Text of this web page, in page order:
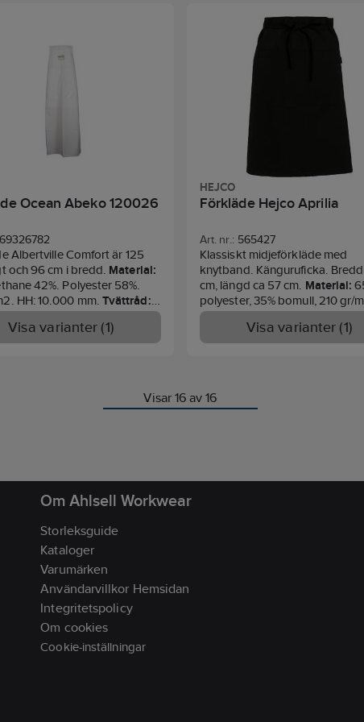
74 cm. *För att uppnå
ska tillbehöret bäras
plagg som skyddar hela
är certifierade enligt EN ISO 11611
och/eller EN ISO 11612.
192: Graphite Light - 70% kol /
aramid, 245 g/m²
Inherent flamskyddat tyg för
vid svetsarbete. PFAS-fri.
EN ISO 11612 A1 B1 C1 F1, EN ISO
CL.1 A1.
Ocean Abeko 120026
69326782
Albertville Comfort är 125
och 96 cm i bredd. Material:
42%. Polyester 58%.
HH: 10.000 mm. Tvättråd:
EN 14605, EN 13034,
EN 343.
Visa varianter (1)
HEJCO
Förkläde Hejco Aprilia
Art. nr.: 565427
Klassiskt midjeförkläde med
knytband. Känguruficka.
cm, längd ca 57 cm. Material:
polyester, 35% bomull, 210 gr/
Visa varianter (1)
Visar 16 av 16
Om Ahlsell Workwear
Storleksguide
Kataloger
Varumärken
Användarvillkor Hemsidan
Integritetspolicy
Om cookies
Cookie-inställningar